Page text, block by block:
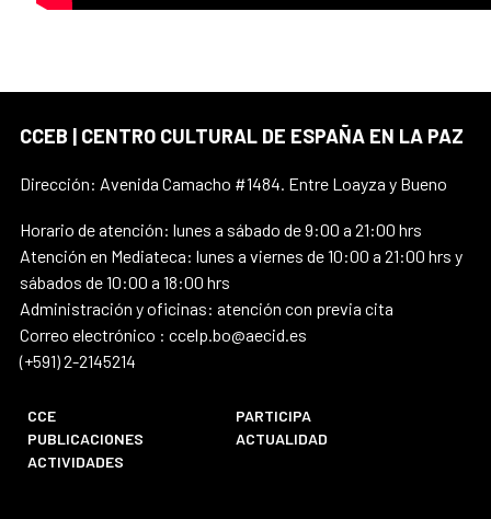
CCEB | CENTRO CULTURAL DE ESPAÑA EN LA PAZ
Dirección: Avenida Camacho #1484. Entre Loayza y Bueno
Horario de atención: lunes a sábado de 9:00 a 21:00 hrs
Atención en Mediateca: lunes a viernes de 10:00 a 21:00 hrs y
sábados de 10:00 a 18:00 hrs
Administración y oficinas: atención con previa cita
Correo electrónico : ccelp.bo@aecid.es
(+591) 2-2145214
CCE
PARTICIPA
PUBLICACIONES
ACTUALIDAD
ACTIVIDADES